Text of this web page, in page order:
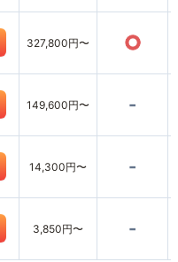
327,800円〜 ○
149,600円〜 -
14,300円〜 -
3,850円〜 -